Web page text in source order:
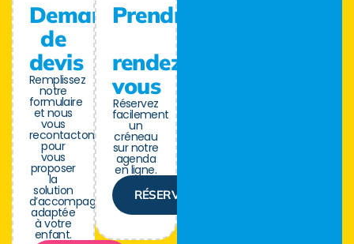
Demande
de
devis
Remplissez
notre
formulaire
et nous
vous
recontactons
pour
vous
proposer
la
solution
d’accompagnement
adaptée
à votre
enfant.
Prendre
rendez-
vous
Réservez
facilement
un
créneau
sur notre
agenda
en ligne.
RÉSERVER